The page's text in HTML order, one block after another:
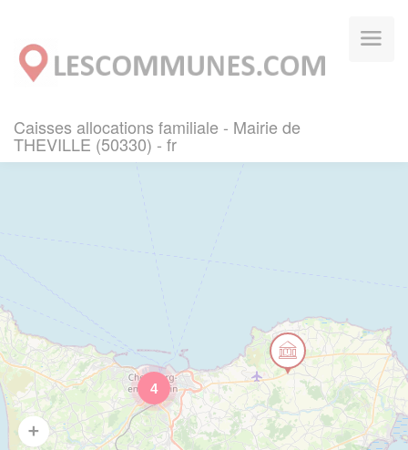
Caisses allocations familiale - Mairie de
THEVILLE (50330) - fr
4